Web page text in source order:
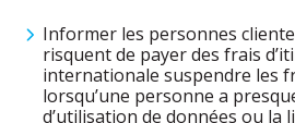
Informer les personnes
risquent de payer des frais
internationale suspendre les
lorsqu’une personne a
d’utilisation de données ou la